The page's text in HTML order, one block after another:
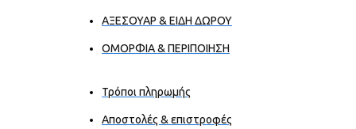
ΑΞΕΣΟΥΑΡ & ΕΙΔΗ ΔΩΡΟΥ
ΟΜΟΡΦΙΑ & ΠΕΡΙΠΟΙΗΣΗ
Τρόποι πληρωμής
Αποστολές & επιστροφές